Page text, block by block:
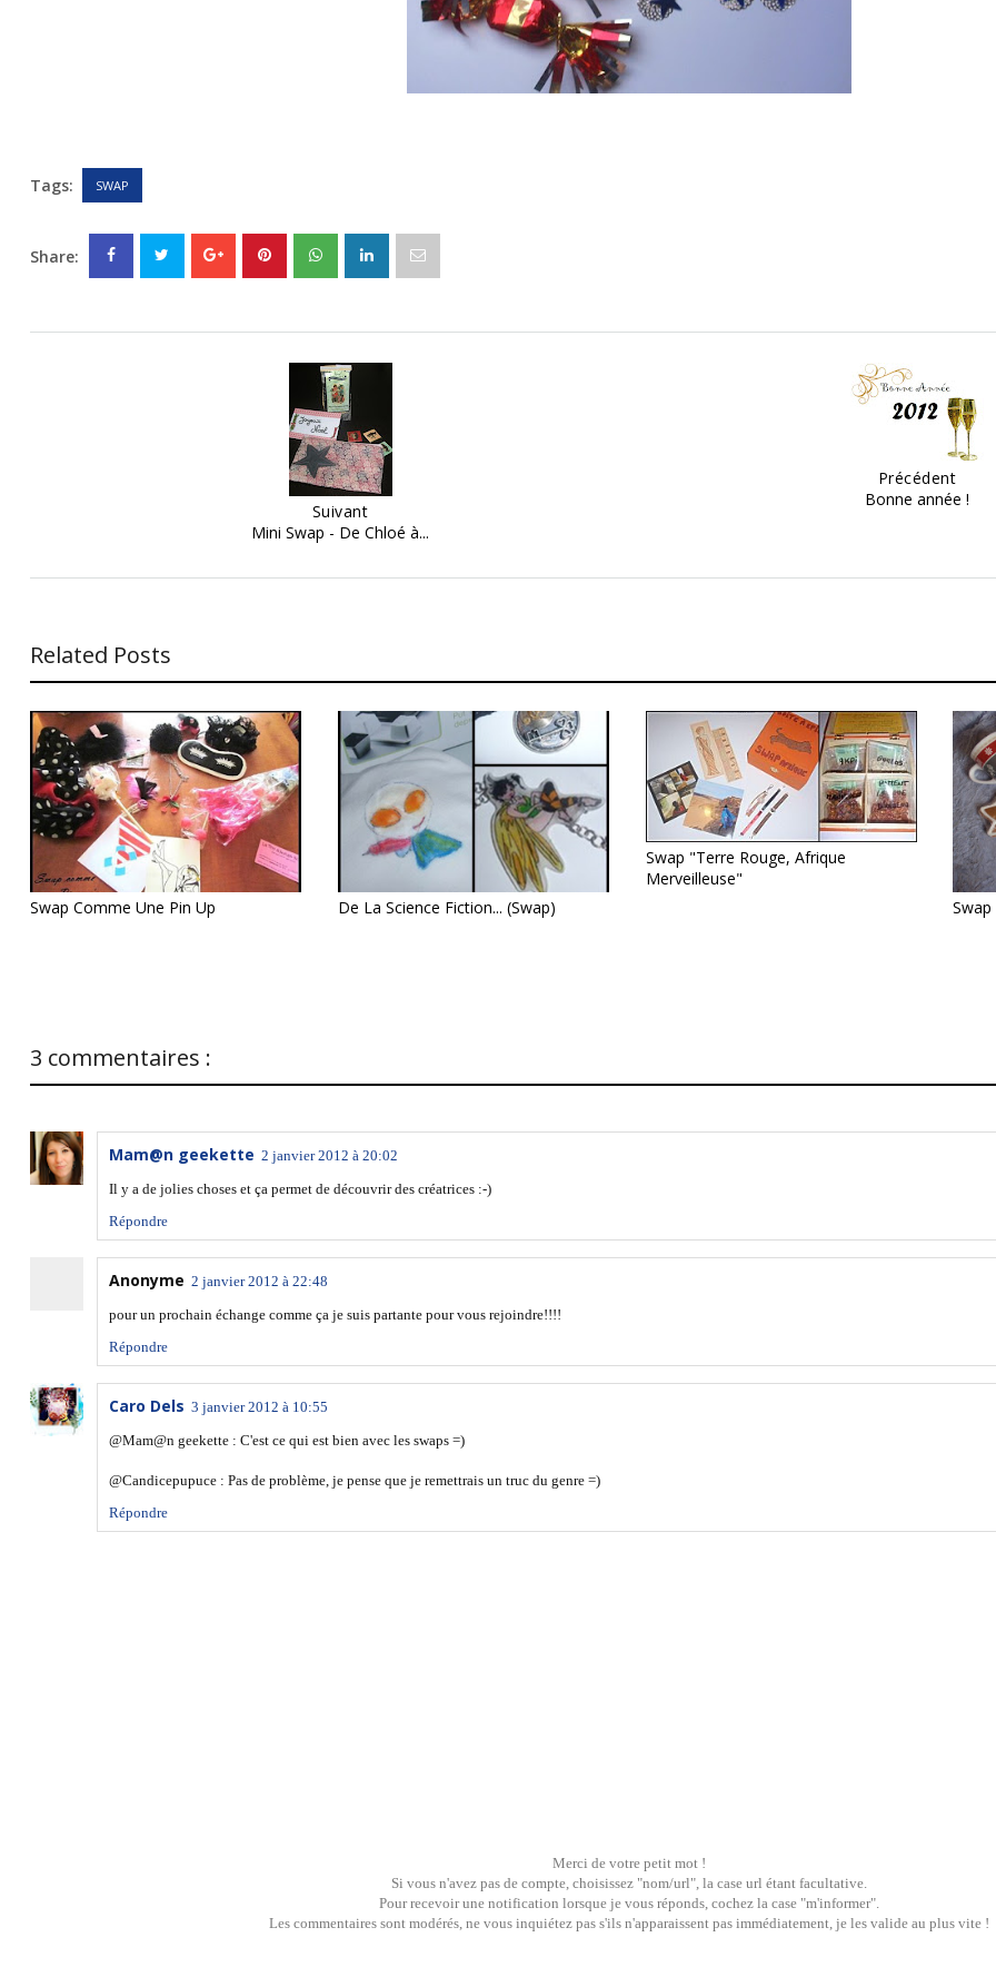
Tags: SWAP
Share:
Suivant
Mini Swap - De Chloé à...
Précédent
Bonne année !
Related Posts
Swap Comme Une Pin Up De La Science Fiction... (Swap)
Swap "Terre Rouge, Afrique
Merveilleuse"
3 commentaires :
Mam@n geekette 2 janvier 2012 à 20:02
Il y a de jolies choses et ça permet de découvrir des créatrices :-)
Répondre
Anonyme 2 janvier 2012 à 22:48
pour un prochain échange comme ça je suis partante pour vous rejoindre!!!!
Répondre
Caro Dels 3 janvier 2012 à 10:55
@Mam@n geekette : C'est ce qui est bien avec les swaps =)
@Candicepupuce : Pas de problème, je pense que je remettrais un truc du genre =)
Répondre
Merci de votre petit mot !
Si vous n'avez pas de compte, choisissez "nom/url", la case url étant facultative.
Pour recevoir une notification lorsque je vous réponds, cochez la case "m'informer".
Les commentaires sont modérés, ne vous inquiétez pas s'ils n'apparaissent pas immédiatement, je les valide au plus vite !